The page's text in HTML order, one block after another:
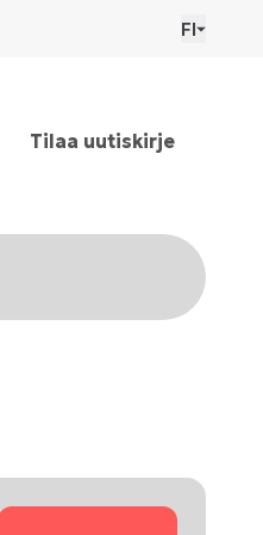
FI
Tilaa uutiskirje